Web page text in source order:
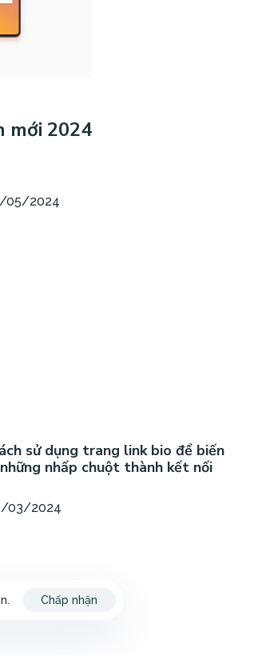
mới 2024
05/2024
sử dụng trang link bio để biến
những nhấp chuột thành kết nối
03/2024
Chấp nhận